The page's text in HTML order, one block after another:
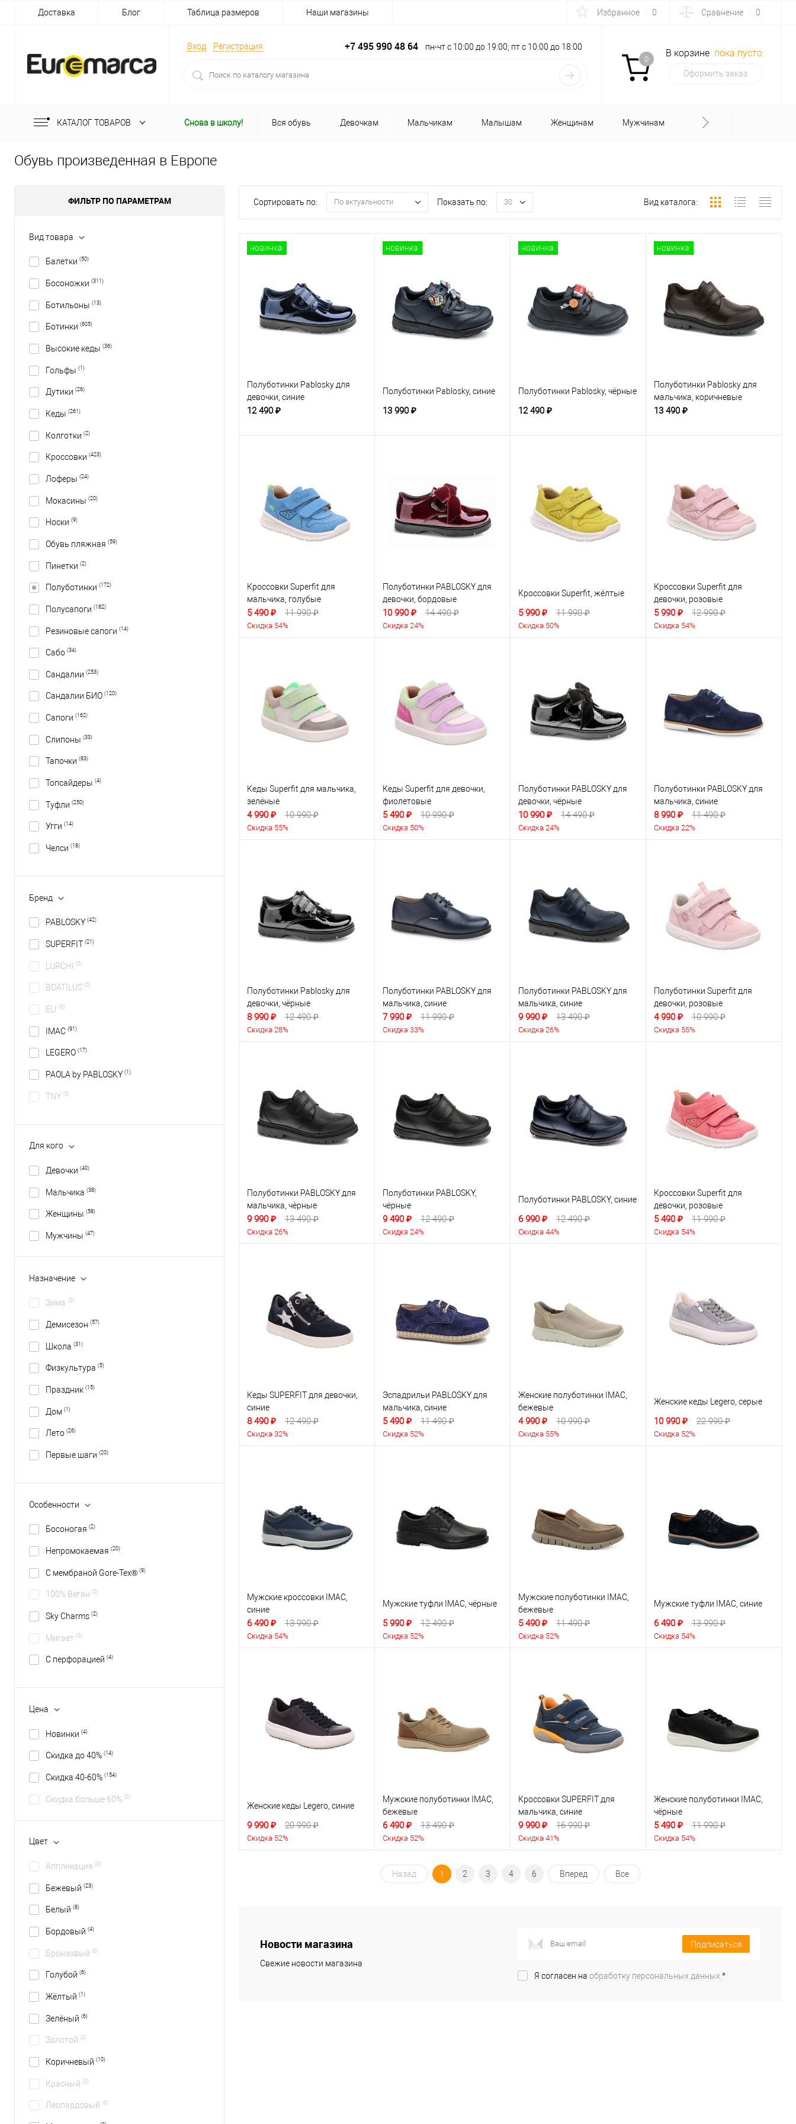
Доставка Блог Таблица размеров Наши магазины Избранное 0 Сравнение 0
Вход Регистрация +7 495 990 48 64 пн-чт с 10:00 до 19:00; пт с 10:00 до 18:00
0
В корзине пока пусто
Оформить заказ
КАТАЛОГ ТОВАРОВ Снова в школу! Вся обувь Девочкам Мальчикам Малышам Женщинам Мужчинам
Обувь произведенная в Европе
ФИЛЬТР ПО ПАРАМЕТРАМ
Вид товара
Балетки (50)
Босоножки (311)
Ботильоны (13)
Ботинки (605)
Высокие кеды (36)
Гольфы (1)
Дутики (26)
Кеды (261)
Колготки (2)
Кроссовки (423)
Лоферы (24)
Мокасины (20)
Носки (9)
Обувь пляжная (59)
Пинетки (2)
Полуботинки (172)
Полусапоги (182)
Резиновые сапоги (14)
Сабо (34)
Сандалии (253)
Сандалии БИО (120)
Сапоги (162)
Слипоны (33)
Тапочки (83)
Топсайдеры (4)
Туфли (250)
Угги (14)
Челси (18)
Бренд
PABLOSKY (42)
SUPERFIT (21)
LURCHI (0)
BOATILUS (0)
ELI (0)
IMAC (91)
LEGERO (17)
PAOLA by PABLOSKY (1)
TNY (0)
Для кого
Девочки (40)
Мальчика (38)
Женщины (58)
Мужчины (47)
Назначение
Зима (0)
Демисезон (57)
Школа (31)
Физкультура (5)
Праздник (15)
Дом (1)
Лето (26)
Первые шаги (20)
Особенности
Босоногая (2)
Непромокаемая (20)
С мембраной Gore-Tex® (9)
100% Веган (0)
Sky Charms (2)
Мигает (0)
С перфорацией (4)
Цена
Новинки (4)
Скидка до 40% (14)
Скидка 40-60% (154)
Скидка больше 60% (0)
Цвет
Аппликация (0)
Бежевый (23)
Белый (8)
Бордовый (4)
Бронзовый (0)
Голубой (6)
Жёлтый (1)
Зелёный (6)
Золотой (0)
Коричневый (10)
Красный (0)
Леопардовый (0)
Сортировать по: По актуальности Показать по: 30 Вид каталога:
новинка
Полуботинки Pablosky для
девочки, синие
12 490 ₽
новинка
Полуботинки Pablosky, синие
13 990 ₽
новинка
Полуботинки Pablosky, чёрные
12 490 ₽
новинка
Полуботинки Pablosky для
мальчика, коричневые
13 490 ₽
Кроссовки Superfit для
мальчика, голубые
5 490 ₽ 11 990 ₽
Скидка 54%
Полуботинки PABLOSKY для
девочки, бордовые
10 990 ₽ 14 490 ₽
Скидка 24%
Кроссовки Superfit, жёлтые
5 990 ₽ 11 990 ₽
Скидка 50%
Кроссовки Superfit для
девочки, розовые
5 990 ₽ 12 990 ₽
Скидка 54%
Кеды Superfit для мальчика,
зелёные
4 990 ₽ 10 990 ₽
Скидка 55%
Кеды Superfit для девочки,
фиолетовые
5 490 ₽ 10 990 ₽
Скидка 50%
Полуботинки PABLOSKY для
девочки, чёрные
10 990 ₽ 14 490 ₽
Скидка 24%
Полуботинки PABLOSKY для
мальчика, синие
8 990 ₽ 11 490 ₽
Скидка 22%
Полуботинки Pablosky для
девочки, чёрные
8 990 ₽ 12 490 ₽
Скидка 28%
Полуботинки PABLOSKY для
мальчика, синие
7 990 ₽ 11 990 ₽
Скидка 33%
Полуботинки PABLOSKY для
мальчика, синие
9 990 ₽ 13 490 ₽
Скидка 26%
Полуботинки Superfit для
девочки, розовые
4 990 ₽ 10 990 ₽
Скидка 55%
Полуботинки PABLOSKY для
мальчика, чёрные
9 990 ₽ 13 490 ₽
Скидка 26%
Полуботинки PABLOSKY,
чёрные
9 490 ₽ 12 490 ₽
Скидка 24%
Полуботинки PABLOSKY, синие
6 990 ₽ 12 490 ₽
Скидка 44%
Кроссовки Superfit для
девочки, розовые
5 490 ₽ 11 990 ₽
Скидка 54%
Кеды SUPERFIT для девочки,
синие
8 490 ₽ 12 490 ₽
Скидка 32%
Эспадрильи PABLOSKY для
мальчика, синие
5 490 ₽ 11 490 ₽
Скидка 52%
Женские полуботинки IMAC,
бежевые
4 990 ₽ 10 990 ₽
Скидка 55%
Женские кеды Legero, серые
10 990 ₽ 22 990 ₽
Скидка 52%
Мужские кроссовки IMAC,
синие
6 490 ₽ 13 990 ₽
Скидка 54%
Мужские туфли IMAC, чёрные
5 990 ₽ 12 490 ₽
Скидка 52%
Мужские полуботинки IMAC,
бежевые
5 490 ₽ 11 490 ₽
Скидка 52%
Мужские туфли IMAC, синие
6 490 ₽ 13 990 ₽
Скидка 54%
Женские кеды Legero, синие
9 990 ₽ 20 990 ₽
Скидка 52%
Мужские полуботинки IMAC,
бежевые
6 490 ₽ 13 490 ₽
Скидка 52%
Кроссовки SUPERFIT для
мальчика, синие
9 990 ₽ 16 990 ₽
Скидка 41%
Женские полуботинки IMAC,
чёрные
5 490 ₽ 11 990 ₽
Скидка 54%
Назад 1 2 3 4 6 Вперед Все
Новости магазина
Свежие новости магазина
Подписаться
Я согласен на обработку персональных данных.*